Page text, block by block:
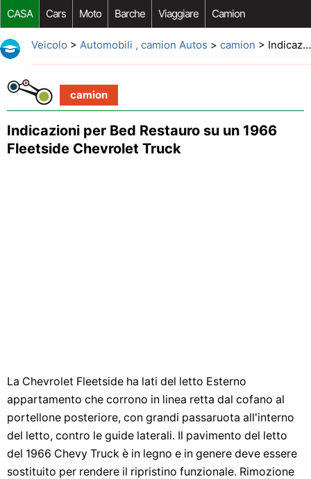
CASA Cars Moto Barche Viaggiare Camion
Riparazione Auto Acquisto Auto Car Opzioni Aftermarket
Veicolo > Automobili , camion Autos > camion > Indicazioni per Bed Restauro su un 1966 Fleetside Chevrolet Truck
camion
Indicazioni per Bed Restauro su un 1966
Fleetside Chevrolet Truck
La Chevrolet Fleetside ha lati del letto Esterno
appartamento che corrono in linea retta dal cofano al
portellone posteriore, con grandi passaruota all'interno
del letto, contro le guide laterali. Il pavimento del letto
del 1966 Chevy Truck è in legno e in genere deve essere
sostituito per rendere il ripristino funzionale. Rimozione